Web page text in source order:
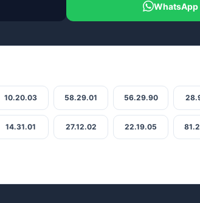
WhatsApp
10.20.03 58.29.01 56.29.90
14.31.01 27.12.02 22.19.05